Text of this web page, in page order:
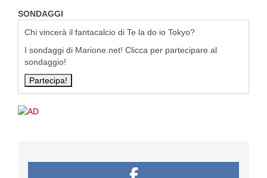
SONDAGGI
Chi vincerà il fantacalcio di Te la do io Tokyo?
I sondaggi di Marione.net! Clicca per partecipare al
sondaggio!